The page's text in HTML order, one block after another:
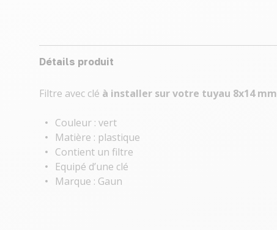
Détails produit
Filtre avec clé à installer sur votre tuyau 8x14 mm
Couleur : vert
Matière : plastique
Contient un filtre
Equipé d’une clé
Marque : Gaun